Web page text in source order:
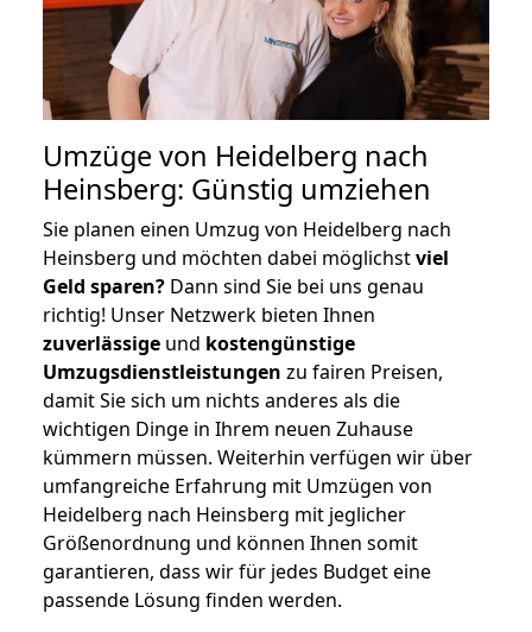
Umzüge von Heidelberg nach
Heinsberg: Günstig umziehen
Sie planen einen Umzug von Heidelberg nach
Heinsberg und möchten dabei möglichstviel
Geld sparen? Dann sind Sie bei uns genau
richtig! Unser Netzwerk bieten Ihnen
zuverlässige und kostengünstige
Umzugsdienstleistungen zu fairen Preisen,
damit Sie sich um nichts anderes als die
wichtigen Dinge in Ihrem neuen Zuhause
kümmern müssen. Weiterhin verfügen wir über
umfangreiche Erfahrung mit Umzügen von
Heidelberg nach Heinsberg mit jeglicher
Größenordnung und können Ihnen somit
garantieren, dass wir für jedes Budget eine
passende Lösung finden werden.